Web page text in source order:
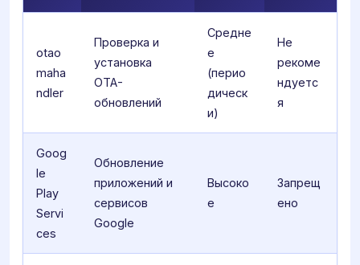
otao
maha
ndler
Проверка и
установка
OTA-
обновлений
Средне
е
(перио
дическ
и)
Не
рекоме
ндуетс
я
Goog
le
Play
Servi
ces
Обновление
приложений и
сервисов
Google
Высоко
е
Запрещ
ено